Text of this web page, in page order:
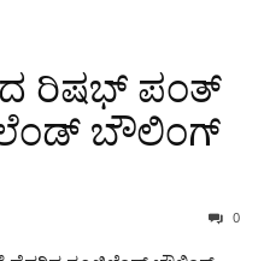
ರಿಷಭ್ ಪಂತ್
ಬೌಲಿಂಗ್
0